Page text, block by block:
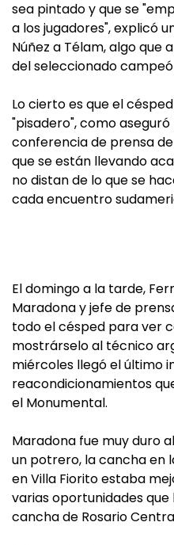
sea pintado y que se
a los jugadores", explicó
Núñez a Télam, algo
del seleccionado
Lo cierto es que el
"pisadero", como
conferencia de prensa
que se están llevando
no distan de lo que se
cada encuentro
El domingo a la tarde,
Maradona y jefe de
todo el césped para ver
mostrárselo al técnico
miércoles llegó el último
reacondicionamientos
el Monumental.
Maradona fue muy duro
un potrero, la cancha en
en Villa Fiorito estaba
varias oportunidades
cancha de Rosario